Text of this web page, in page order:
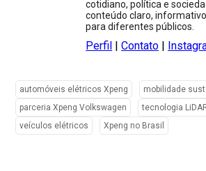
cotidiano, política e
conteúdo claro,
para diferentes públicos.
Perfil |Contato |
automóveis elétricos Xpeng
mobilidade
parceria Xpeng Volkswagen
tecnologia
veículos elétricos
Xpeng no Brasil